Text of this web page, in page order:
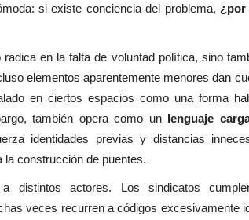
si existe conciencia del problema, ¿por
en la falta de voluntad política, sino
elementos aparentemente menores dan
en ciertos espacios como una forma
también opera como un lenguaje
identidades previas y distancias
la construcción de puentes.
a distintos actores. Los sindicatos
veces recurren a códigos excesivamente